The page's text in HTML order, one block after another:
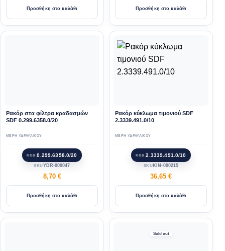
Προσθήκη στο καλάθι Προσθήκη στο καλάθι
Ρακόρ στα φίλτρα κραδασμών
SDF 0.299.6358.0/20
ΜΕΡΗ ΥΔΡΑΥΛΙΚΟΥ
ΚΩΔ.0.299.6358.0/20
SKUYDR-000047
8,70 €
Προσθήκη στο καλάθι
Ρακόρ κύκλωμα τιμονιού SDF
2.3339.491.0/10
ΜΕΡΗ ΥΔΡΑΥΛΙΚΟΥ
ΚΩΔ.2.3339.491.0/10
SKU KIN-000215
36,65 €
Προσθήκη στο καλάθι
Sold out